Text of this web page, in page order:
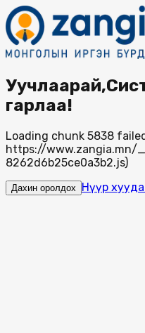
гарлаа!
Loading chunk 5838
https://
8262d6b25ce0a3b2.js)
Дахин оролдох Нүүр